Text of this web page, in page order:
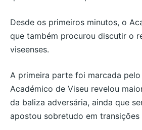
Desde os primeiros minutos, o
que também procurou discutir o
viseenses.
A primeira parte foi marcada
Académico de Viseu revelou
da baliza adversária, ainda que
apostou sobretudo em